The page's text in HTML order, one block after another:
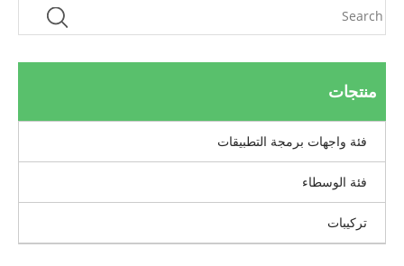
منتجات
فئة واجهات برمجة التطبيقات
فئة الوسطاء
تركيبات